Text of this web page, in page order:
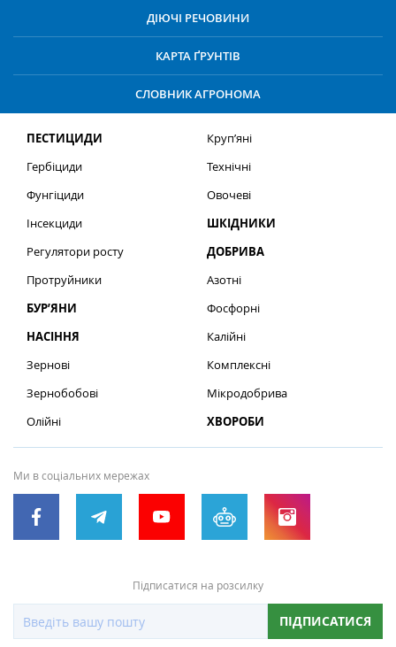
ДІЮЧІ РЕЧОВИНИ
КАРТА ҐРУНТІВ
СЛОВНИК АГРОНОМА
ПЕСТИЦИДИ
Гербіциди
Фунгіциди
Інсекциди
Регулятори росту
Протруйники
БУР’ЯНИ
НАСІННЯ
Зернові
Зернобобові
Олійні
Круп’яні
Технічні
Овочеві
ШКІДНИКИ
ДОБРИВА
Азотні
Фосфорні
Калійні
Комплексні
Мікродобрива
ХВОРОБИ
Ми в соціальних мережах
Підписатися на розсилку
ПІДПИСАТИСЯ